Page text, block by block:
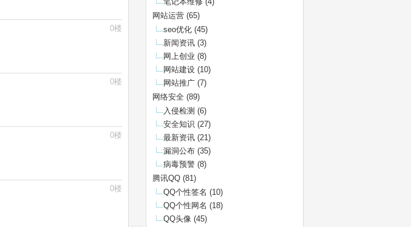
0楼
0楼
0楼
0楼
网站运营 (65)
seo优化 (45)
新闻资讯 (3)
网上创业 (8)
网站建设 (10)
网站推广 (7)
网络安全 (89)
入侵检测 (6)
安全知识 (27)
最新资讯 (21)
漏洞公布 (35)
病毒预警 (8)
腾讯QQ (81)
QQ个性签名 (10)
QQ个性网名 (18)
QQ头像 (45)